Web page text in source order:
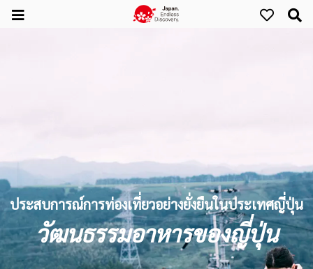
ประสบการณ์การท่องเที่ยวอย่างยั่งยืนในประเทศญี่ปุ่น
วัฒนธรรมอาหารของญี่ปุ่น